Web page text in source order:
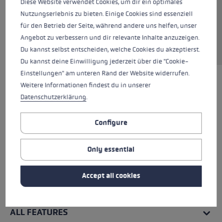
ALL FEATURES
Diese Website verwendet Cookies, um dir ein optimales
Nutzungserlebnis zu bieten. Einige Cookies sind essenziell
für den Betrieb der Seite, während andere uns helfen, unser
Angebot zu verbessern und dir relevante Inhalte anzuzeigen.
Du kannst selbst entscheiden, welche Cookies du akzeptierst.
Du kannst deine Einwilligung jederzeit über die "Cookie-
Einstellungen" am unteren Rand der Website widerrufen.
Weitere Informationen findest du in unserer
Datenschutzerklärung.
Configure
Only essential
Accept all cookies